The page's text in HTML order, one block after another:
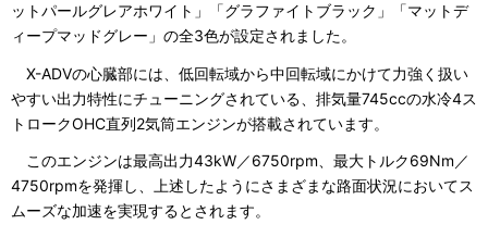
ットパールグレアホワイト」「グラファイトブラック」「マットデ
ィープマッドグレー」の全3色が設定されました。
X-ADVの心臓部には、低回転域から中回転域にかけて力強く扱い
やすい出力特性にチューニングされている、排気量745ccの水冷4ス
トロークOHC直列2気筒エンジンが搭載されています。
このエンジンは最高出力43kW／6750rpm、最大トルク69Nm／
4750rpmを発揮し、上述したようにさまざまな路面状況においてス
ムーズな加速を実現するとされます。